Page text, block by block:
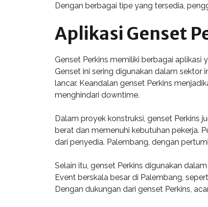
Dengan berbagai tipe yang tersedia,
Aplikasi Genset
Genset Perkins memiliki berbagai
Genset ini sering digunakan dalam
lancar. Keandalan genset Perkins
menghindari downtime.
Dalam proyek konstruksi, genset Perkins
berat dan memenuhi kebutuhan pekerja.
dari penyedia. Palembang, dengan
Selain itu, genset Perkins digunakan
Event berskala besar di Palembang,
Dengan dukungan dari genset Perkins,